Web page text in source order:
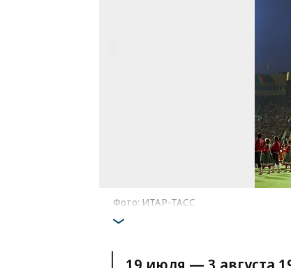
Фото: ИТАР-ТАСС
19 июля — 3 августа